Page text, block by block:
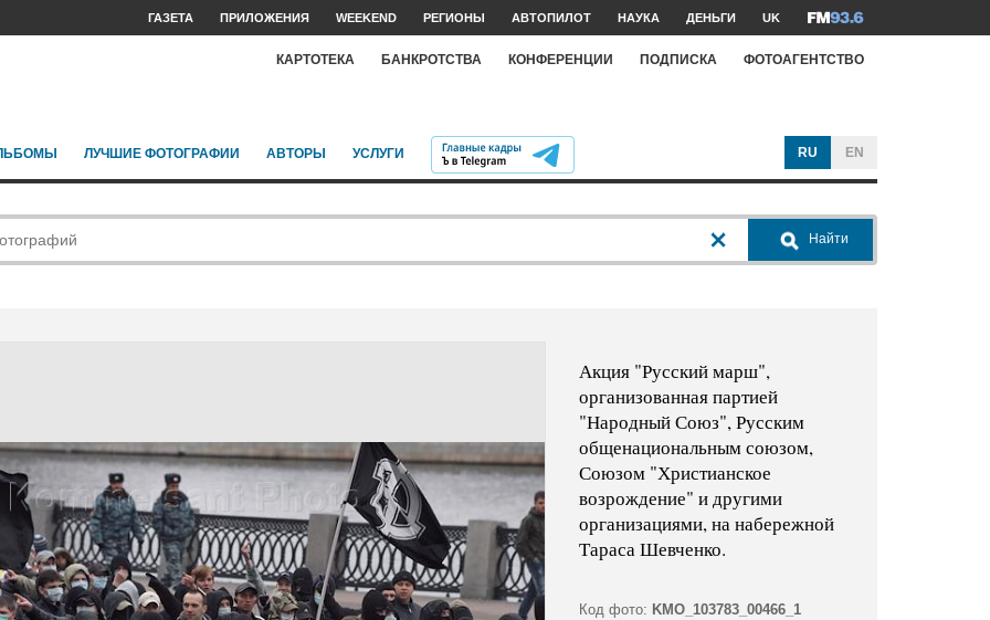
ГАЗЕТА ПРИЛОЖЕНИЯ WEEKEND РЕГИОНЫ АВТОПИЛОТ НАУКА ДЕНЬГИ UK
КАРТОТЕКА БАНКРОТСТВА КОНФЕРЕНЦИИ ПОДПИСКА ФОТОАГЕНТСТВО
ЛУЧШИЕ ФОТОГРАФИИ АВТОРЫ УСЛУГИ RU EN
Найти
Акция "Русский марш",
организованная партией
"Народный Союз", Русским
общенациональным союзом,
Союзом "Христианское
возрождение" и другими
организациями, на набережной
Тараса Шевченко.
Код фото: KMO_103783_00466_1